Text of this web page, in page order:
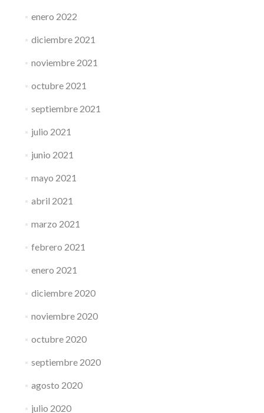
enero 2022
diciembre 2021
noviembre 2021
octubre 2021
septiembre 2021
julio 2021
junio 2021
mayo 2021
abril 2021
marzo 2021
febrero 2021
enero 2021
diciembre 2020
noviembre 2020
octubre 2020
septiembre 2020
agosto 2020
julio 2020